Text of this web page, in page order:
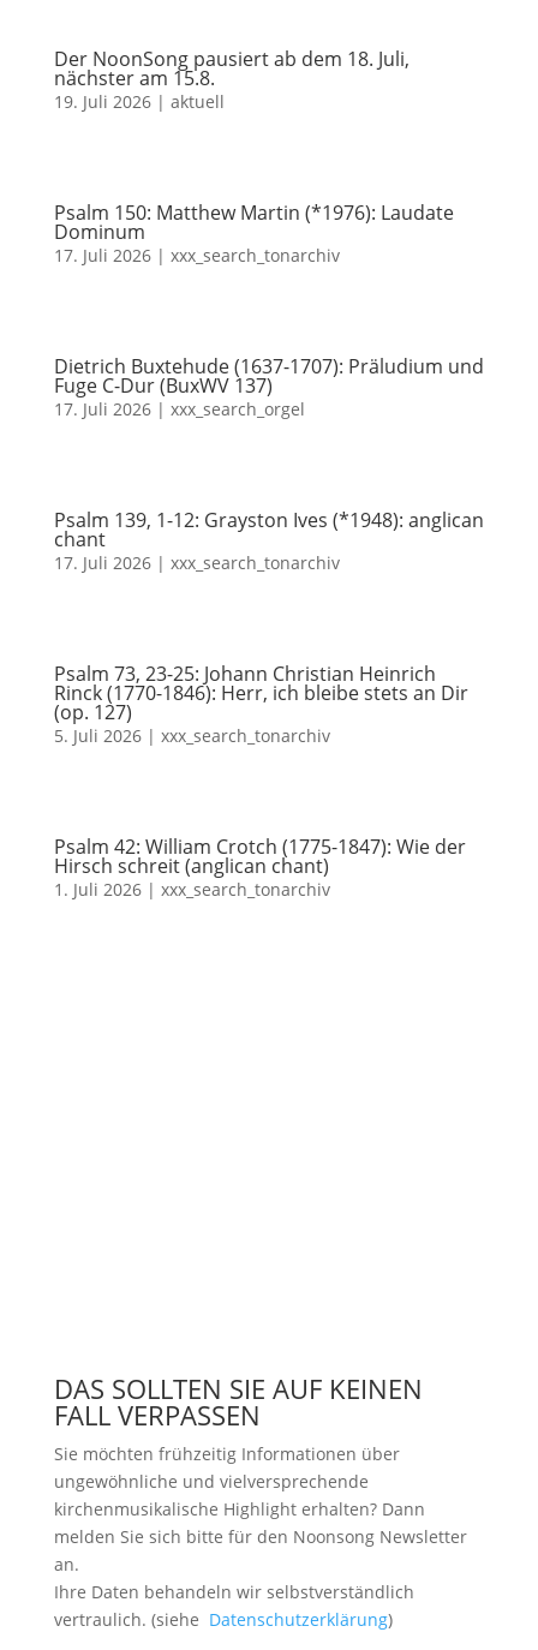
Der NoonSong pausiert ab dem 18. Juli,
nächster am 15.8.
19. Juli 2026| aktuell
Psalm 150: Matthew Martin (*1976): Laudate
Dominum
17. Juli 2026| xxx_search_tonarchiv
Dietrich Buxtehude (1637-1707): Präludium und
Fuge C-Dur (BuxWV 137)
17. Juli 2026| xxx_search_orgel
Psalm 139, 1-12: Grayston Ives (*1948): anglican
chant
17. Juli 2026| xxx_search_tonarchiv
Psalm 73, 23-25: Johann Christian Heinrich
Rinck (1770-1846): Herr, ich bleibe stets an Dir
(op. 127)
5. Juli 2026| xxx_search_tonarchiv
Psalm 42: William Crotch (1775-1847): Wie der
Hirsch schreit (anglican chant)
1. Juli 2026| xxx_search_tonarchiv
DAS SOLLTEN SIE AUF KEINEN
FALL VERPASSEN
Sie möchten frühzeitig Informationen über
ungewöhnliche und vielversprechende
kirchenmusikalische Highlight erhalten? Dann
melden Sie sich bitte für den Noonsong Newsletter
an.
Ihre Daten behandeln wir selbstverständlich
vertraulich. (siehe Datenschutzerklärung)